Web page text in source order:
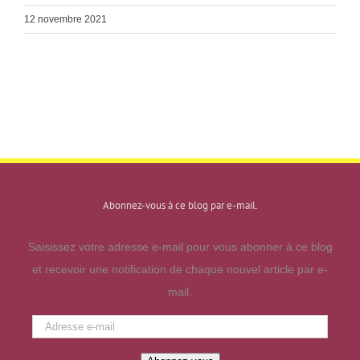
12 novembre 2021
Abonnez-vous à ce blog par e-mail.
Saisissez votre adresse e-mail pour vous abonner à ce blog
et recevoir une notification de chaque nouvel article par e-
mail.
Adresse